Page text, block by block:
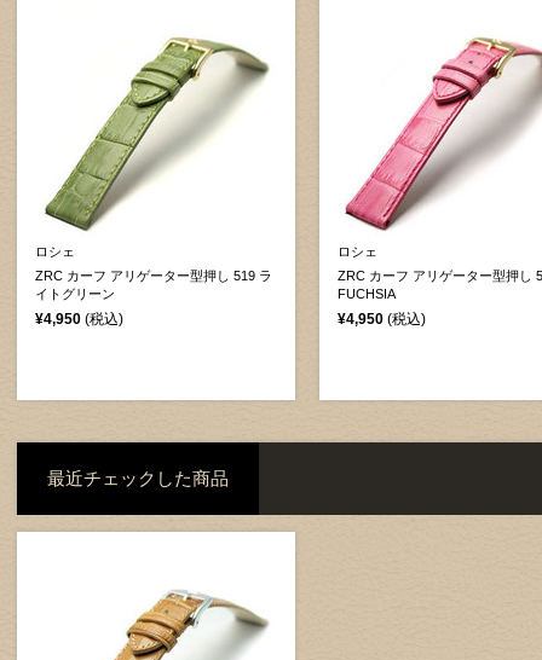
ロシェ
ZRC カーフ アリゲーター型押し 519 ラ
イトグリーン
¥4,950 (税込)
ロシェ
ZRC カーフ アリゲーター型押し
FUCHSIA
¥4,950 (税込)
最近チェックした商品